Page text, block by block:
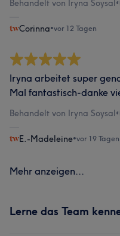
Behandelt von Iryna Soysal •
Corinna•vor 12 Tagen
Iryna arbeitet super
Mal fantastisch-danke
Behandelt von Iryna Soysal•
E.-Madeleine•vor 19 Tagen
Mehr anzeigen...
Lerne das Team